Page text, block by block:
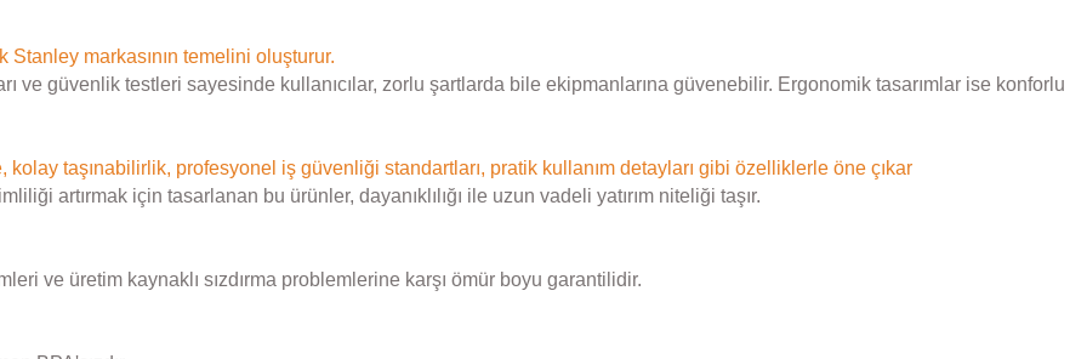
markasının temelini oluşturur.
ve güvenlik testleri sayesinde kullanıcılar, zorlu şartlarda bile ekipmanlarına güvenebilir. Ergonomik tasarımlar ise konforlu
kolay taşınabilirlik, profesyonel iş güvenliği standartları, pratik kullanım detayları gibi özelliklerle öne çıkar
artırmak için tasarlanan bu ürünler, dayanıklılığı ile uzun vadeli yatırım niteliği taşır.
ve üretim kaynaklı sızdırma problemlerine karşı ömür boyu garantilidir.